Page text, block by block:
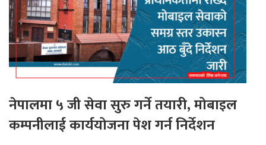
नेपालमा ५ जी सेवा सुरु गर्ने तयारी, मोबाइल
कम्पनीलाई कार्ययोजना पेश गर्न निर्देशन